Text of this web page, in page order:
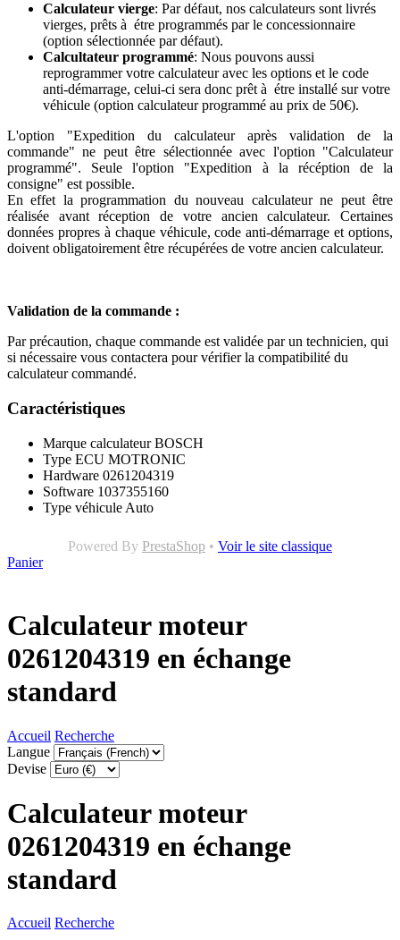
Calculateur vierge: Par défaut, nos calculateurs sont livrés
vierges, prêts à étre programmés par le concessionnaire
(option sélectionnée par défaut).
Calcultateur programmé: Nous pouvons aussi
reprogrammer votre calculateur avec les options et le code
anti-démarrage, celui-ci sera donc prêt à étre installé sur votre
véhicule (option calculateur programmé au prix de 50€).
L'option "Expedition du calculateur après validation de la
commande" ne peut être sélectionnée avec l'option "Calculateur
programmé". Seule l'option "Expedition à la récéption de la
consigne" est possible.
En effet la programmation du nouveau calculateur ne peut être
réalisée avant réception de votre ancien calculateur. Certaines
données propres à chaque véhicule, code anti-démarrage et options,
doivent obligatoirement être récupérées de votre ancien calculateur.
Validation de la commande :
Par précaution, chaque commande est validée par un technicien, qui
si nécessaire vous contactera pour vérifier la compatibilité du
calculateur commandé.
Caractéristiques
Marque calculateur BOSCH
Type ECU MOTRONIC
Hardware 0261204319
Software 1037355160
Type véhicule Auto
Powered By PrestaShop • Voir le site classique
Panier
Calculateur moteur
0261204319 en échange
standard
Accueil Recherche
Langue
Devise
Calculateur moteur
0261204319 en échange
standard
Accueil Recherche